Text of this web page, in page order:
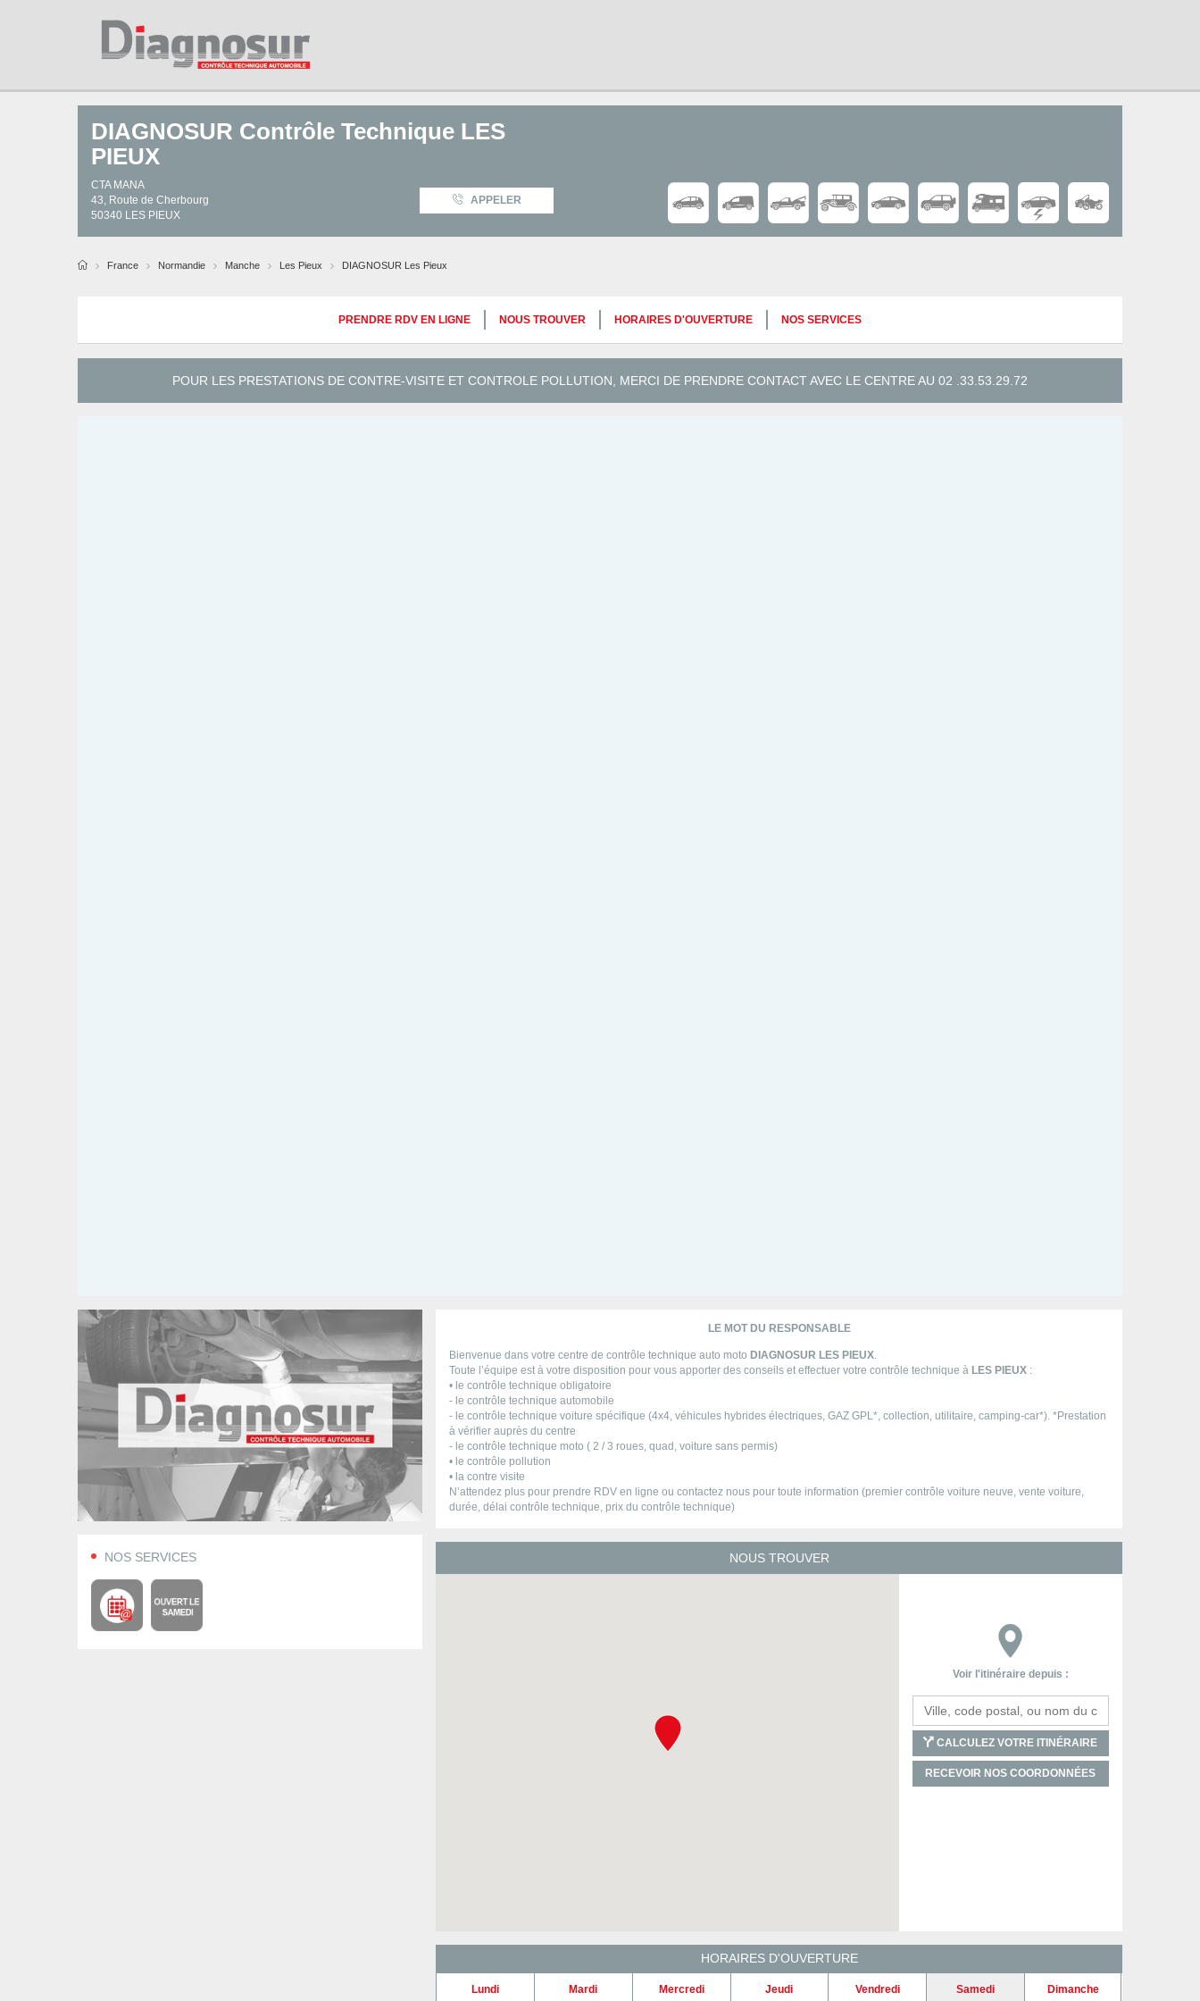
DIAGNOSUR Contrôle Technique LES
PIEUX
CTA MANA
43, Route de Cherbourg
50340 LES PIEUX
APPELER
France Normandie Manche Les Pieux DIAGNOSUR Les Pieux
PRENDRE RDV EN LIGNE NOUS TROUVER HORAIRES D'OUVERTURE NOS SERVICES
POUR LES PRESTATIONS DE CONTRE-VISITE ET CONTROLE POLLUTION, MERCI DE PRENDRE CONTACT AVEC LE CENTRE AU 02 .33.53.29.72
NOS SERVICES
LE MOT DU RESPONSABLE
Bienvenue dans votre centre de contrôle technique auto moto DIAGNOSUR LES PIEUX.
Toute l’équipe est à votre disposition pour vous apporter des conseils et effectuer votre contrôle technique à LES PIEUX :
• le contrôle technique obligatoire
- le contrôle technique automobile
- le contrôle technique voiture spécifique (4x4, véhicules hybrides électriques, GAZ GPL*, collection, utilitaire, camping-car*). *Prestation
à vérifier auprès du centre
- le contrôle technique moto ( 2 / 3 roues, quad, voiture sans permis)
• le contrôle pollution
• la contre visite
N’attendez plus pour prendre RDV en ligne ou contactez nous pour toute information (premier contrôle voiture neuve, vente voiture,
durée, délai contrôle technique, prix du contrôle technique)
NOUS TROUVER
Voir l'itinéraire depuis :
CALCULEZ VOTRE ITINÉRAIRE
RECEVOIR NOS COORDONNÉES
HORAIRES D'OUVERTURE
Lundi Mardi Mercredi Jeudi Vendredi Samedi Dimanche